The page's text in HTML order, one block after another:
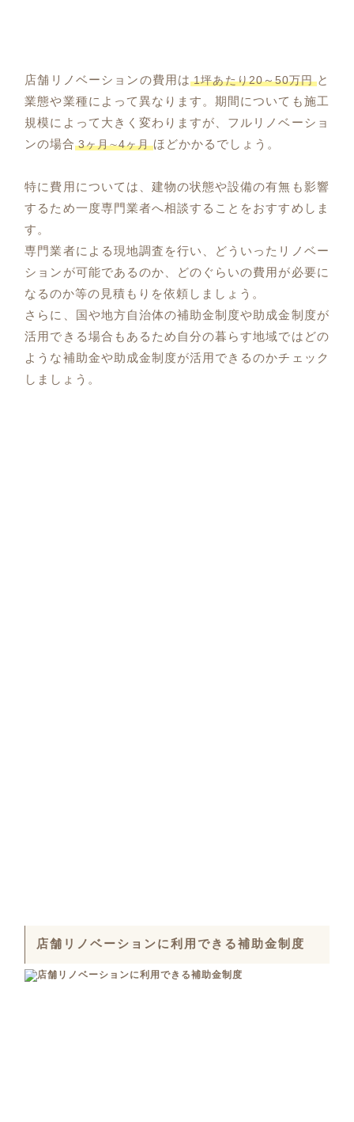
店舗リノベーションの費用は 1坪あたり20～50万円 と
業態や業種によって異なります。期間についても施工
規模によって大きく変わりますが、フルリノベーショ
ンの場合 3ヶ月∼4ヶ月 ほどかかるでしょう。
特に費用については、建物の状態や設備の有無も影響
するため一度専門業者へ相談することをおすすめしま
す。
専門業者による現地調査を行い、どういったリノベー
ションが可能であるのか、どのぐらいの費用が必要に
なるのか等の見積もりを依頼しましょう。
さらに、国や地方自治体の補助金制度や助成金制度が
活用できる場合もあるため自分の暮らす地域ではどの
ような補助金や助成金制度が活用できるのかチェック
しましょう。
店舗リノベーションに利用できる補助金制度